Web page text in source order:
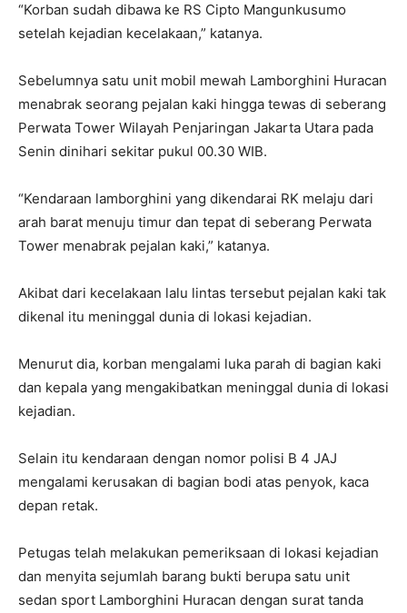
“Korban sudah dibawa ke RS Cipto Mangunkusumo
setelah kejadian kecelakaan,” katanya.
Sebelumnya satu unit mobil mewah Lamborghini Huracan
menabrak seorang pejalan kaki hingga tewas di seberang
Perwata Tower Wilayah Penjaringan Jakarta Utara pada
Senin dinihari sekitar pukul 00.30 WIB.
“Kendaraan lamborghini yang dikendarai RK melaju dari
arah barat menuju timur dan tepat di seberang Perwata
Tower menabrak pejalan kaki,” katanya.
Akibat dari kecelakaan lalu lintas tersebut pejalan kaki tak
dikenal itu meninggal dunia di lokasi kejadian.
Menurut dia, korban mengalami luka parah di bagian kaki
dan kepala yang mengakibatkan meninggal dunia di lokasi
kejadian.
Selain itu kendaraan dengan nomor polisi B 4 JAJ
mengalami kerusakan di bagian bodi atas penyok, kaca
depan retak.
Petugas telah melakukan pemeriksaan di lokasi kejadian
dan menyita sejumlah barang bukti berupa satu unit
sedan sport Lamborghini Huracan dengan surat tanda